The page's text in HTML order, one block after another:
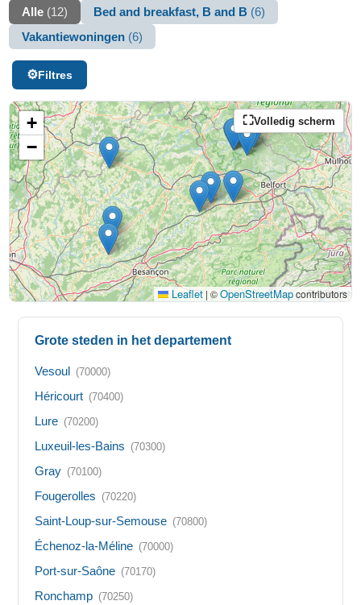
Alle (12) Bed and breakfast, B and B (6)
Vakantiewoningen (6)
Filtres
Volledig scherm
+
−
Leaflet | ©OpenStreetMapcontributors
Grote steden in het departement
Vesoul (70000)
Héricourt (70400)
Lure (70200)
Luxeuil-les-Bains (70300)
Gray (70100)
Fougerolles (70220)
Saint-Loup-sur-Semouse (70800)
Échenoz-la-Méline (70000)
Port-sur-Saône (70170)
Ronchamp (70250)